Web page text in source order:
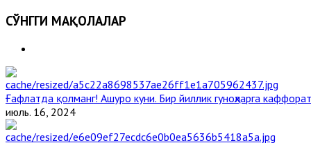
СЎНГГИ МАҚОЛАЛАР
Ғафлатда қолманг! Ашуро куни. Бир йиллик гуноҳларга
июль. 16, 2024